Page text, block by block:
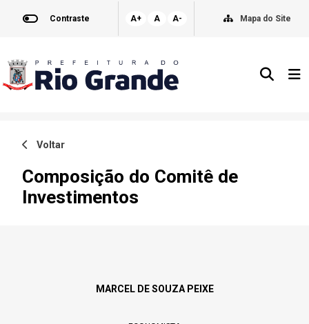
Contraste A+ A A- Mapa do Site
Voltar
Composição do Comitê de
Investimentos
MARCEL DE SOUZA PEIXE